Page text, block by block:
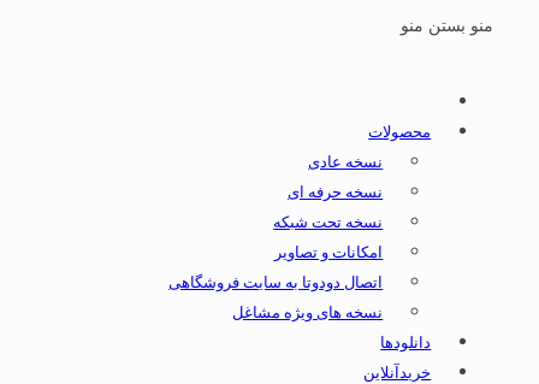
منو بستن منو
محصولات
نسخه عادی
نسخه حرفه ای
نسخه تحت شبکه
امکانات و تصاویر
اتصال دودوتا به سایت فروشگاهی
نسخه های ویژه مشاغل
دانلودها
خریدآنلاین